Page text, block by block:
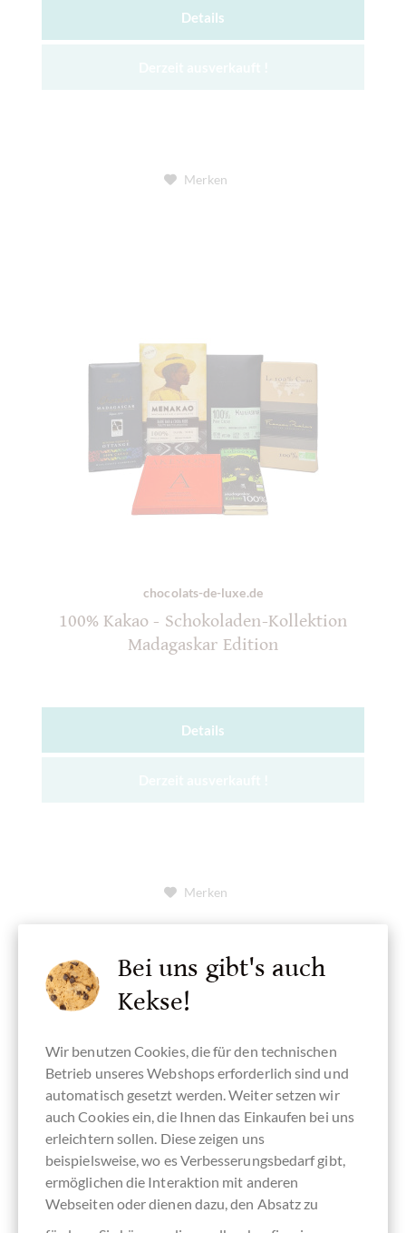
Details
Merken
chocolats-de-luxe.de
100% Kakao - Schokoladen-Kollektion
Madagaskar Edition
Details
Merken
Bei uns gibt's auch
Kekse!
Wir benutzen Cookies, die für den technischen
Betrieb unseres Webshops erforderlich sind und
automatisch gesetzt werden. Weiter setzen wir
auch Cookies ein, die Ihnen das Einkaufen bei uns
erleichtern sollen. Diese zeigen uns
beispielsweise, wo es Verbesserungsbedarf gibt,
ermöglichen die Interaktion mit anderen
Webseiten oder dienen dazu, den Absatz zu